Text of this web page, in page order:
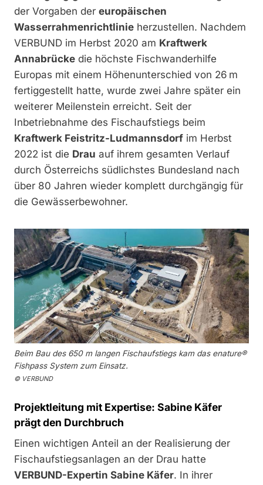
der Vorgaben der europäischen
Wasserrahmenrichtlinie herzustellen. Nachdem
VERBUND im Herbst 2020 am Kraftwerk
Annabrücke die höchste Fischwanderhilfe
Europas mit einem Höhenunterschied von 26 m
fertiggestellt hatte, wurde zwei Jahre später ein
weiterer Meilenstein erreicht. Seit der
Inbetriebnahme des Fischaufstiegs beim
Kraftwerk Feistritz-Ludmannsdorf im Herbst
2022 ist die Drau auf ihrem gesamten Verlauf
durch Österreichs südlichstes Bundesland nach
über 80 Jahren wieder komplett durchgängig für
die Gewässerbewohner.
Beim Bau des 650 m langen Fischaufstiegs kam das enature®
Fishpass System zum Einsatz.
© VERBUND
Projektleitung mit Expertise: Sabine Käfer
prägt den Durchbruch
Einen wichtigen Anteil an der Realisierung der
Fischaufstiegsanlagen an der Drau hatte
VERBUND-Expertin Sabine Käfer. In ihrer